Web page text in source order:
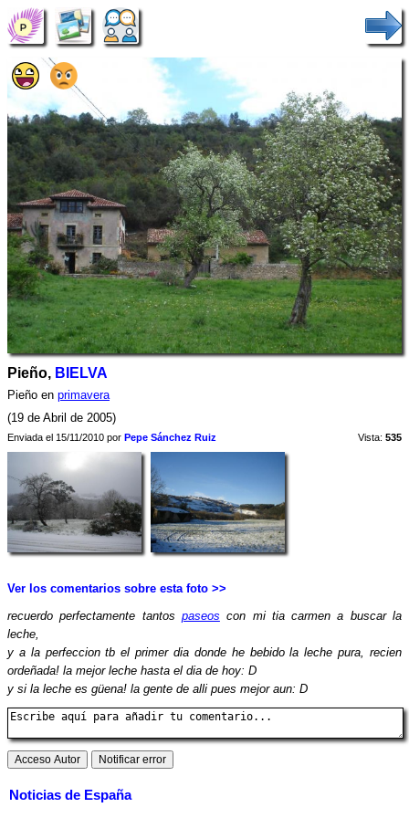
Pieño, BIELVA
Pieño en primavera
(19 de Abril de 2005)
Enviada el 15/11/2010 por Pepe Sánchez Ruiz Vista: 535
Ver los comentarios sobre esta foto >>
recuerdo perfectamente tantos paseos con mi tia carmen a buscar la
leche,
y a la perfeccion tb el primer dia donde he bebido la leche pura, recien
ordeñada! la mejor leche hasta el dia de hoy: D
y si la leche es güena! la gente de alli pues mejor aun: D
Noticias de España